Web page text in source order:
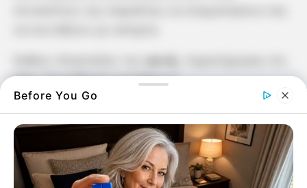
κάτι ασυνήθιστο συνέβαινε.
Ήταν έναμυστήριοστην ακτή που δύσκολα
μπορούσαν να το εξηγήσουν.
Έπαθαν πλάκαμε το θέαμα που ήταν
εντυπωσιακό αλλά και ανησυχητικό.
Before You Go